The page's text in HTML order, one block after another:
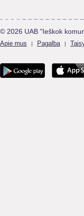
© 2026 UAB "Ieškok
Apie mus | Pagalba |